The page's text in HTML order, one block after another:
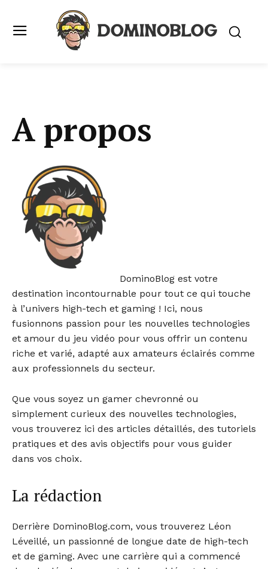
A propos
DominoBlog est votre
destination incontournable pour tout ce qui touche
à l’univers high-tech et gaming ! Ici, nous
fusionnons passion pour les nouvelles technologies
et amour du jeu vidéo pour vous offrir un contenu
riche et varié, adapté aux amateurs éclairés comme
aux professionnels du secteur.
Que vous soyez un gamer chevronné ou
simplement curieux des nouvelles technologies,
vous trouverez ici des articles détaillés, des tutoriels
pratiques et des avis objectifs pour vous guider
dans vos choix.
La rédaction
Derrière DominoBlog.com, vous trouverez Léon
Léveillé, un passionné de longue date de high-tech
et de gaming. Avec une carrière qui a commencé